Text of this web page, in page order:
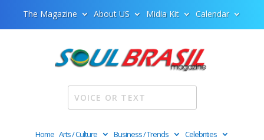
The Magazine About US Midia Kit Calendar
Home Arts / Culture Business / Trends
Celebrities